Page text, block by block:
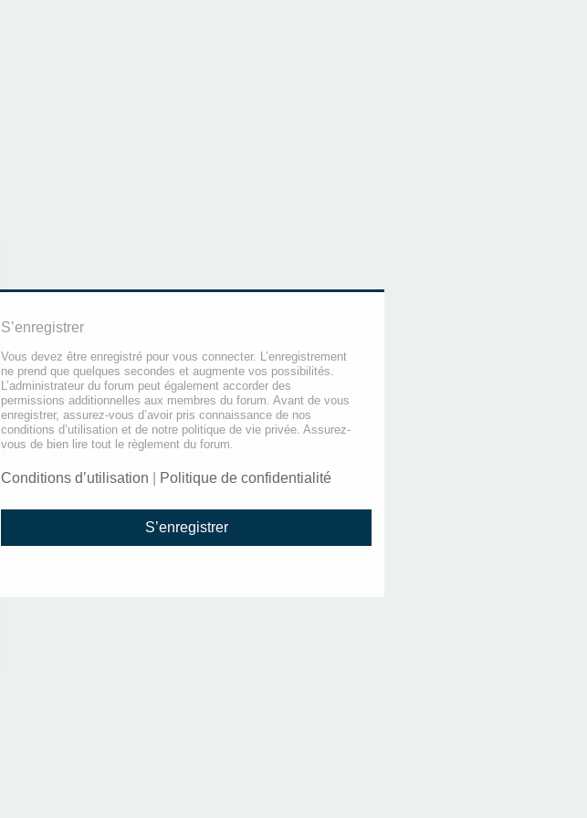
S’enregistrer
Vous devez être enregistré pour vous connecter. L’enregistrement
ne prend que quelques secondes et augmente vos possibilités.
L’administrateur du forum peut également accorder des
permissions additionnelles aux membres du forum. Avant de vous
enregistrer, assurez-vous d’avoir pris connaissance de nos
conditions d’utilisation et de notre politique de vie privée. Assurez-
vous de bien lire tout le règlement du forum.
Conditions d’utilisation Politique de confidentialité
S’enregistrer